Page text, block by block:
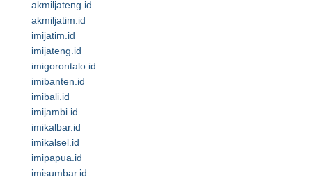
akmiljateng.id
akmiljatim.id
imijatim.id
imijateng.id
imigorontalo.id
imibanten.id
imibali.id
imijambi.id
imikalbar.id
imikalsel.id
imipapua.id
imisumbar.id